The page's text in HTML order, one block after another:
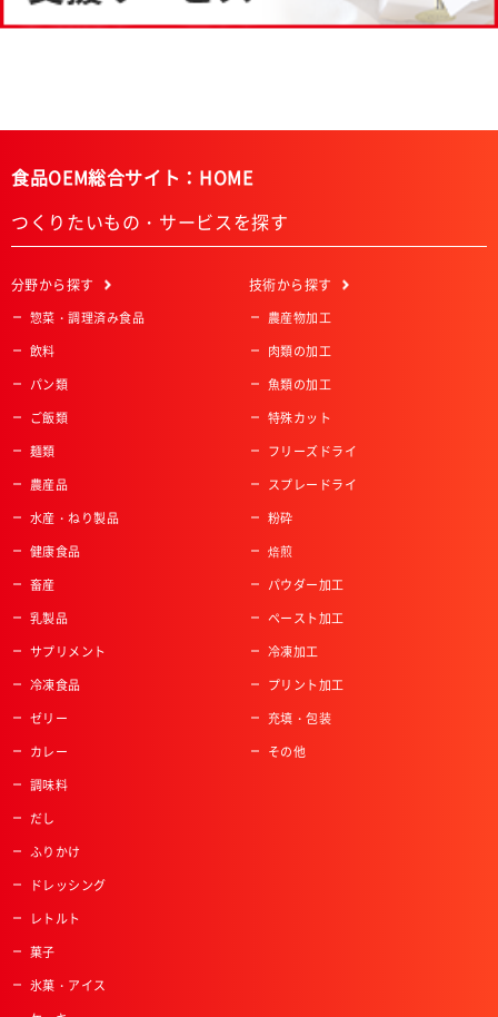
食品OEM総合サイト：HOME
つくりたいもの・サービスを探す
分野から探す
惣菜・調理済み食品
飲料
パン類
ご飯類
麺類
農産品
水産・ねり製品
健康食品
畜産
乳製品
サプリメント
冷凍食品
ゼリー
カレー
調味料
だし
ふりかけ
ドレッシング
レトルト
菓子
氷菓・アイス
技術から探す
農産物加工
肉類の加工
魚類の加工
特殊カット
フリーズドライ
スプレードライ
粉砕
焙煎
パウダー加工
ペースト加工
冷凍加工
プリント加工
充填・包装
その他